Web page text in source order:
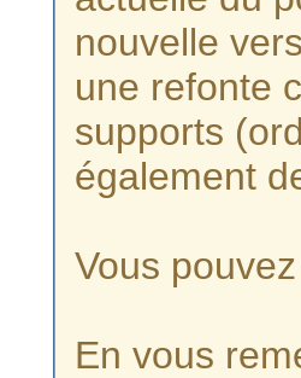
nouvelle
une refonte
supports
également
Vous
En vous